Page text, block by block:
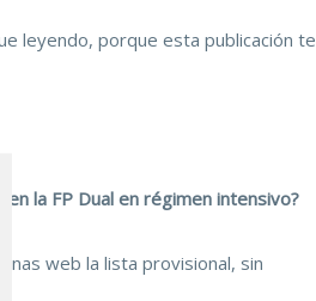
leyendo, porque esta publicación te
la FP Dual en régimen intensivo?
web la lista provisional, sin